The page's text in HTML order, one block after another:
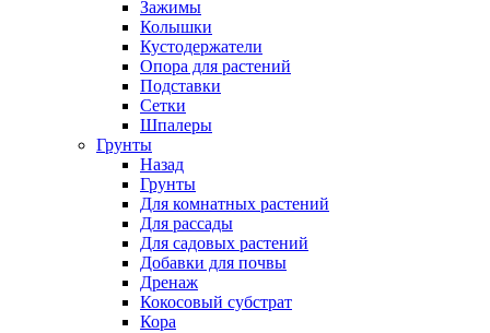
Зажимы
Колышки
Кустодержатели
Опора для растений
Подставки
Сетки
Шпалеры
Грунты
Назад
Грунты
Для комнатных растений
Для рассады
Для садовых растений
Добавки для почвы
Дренаж
Кокосовый субстрат
Кора